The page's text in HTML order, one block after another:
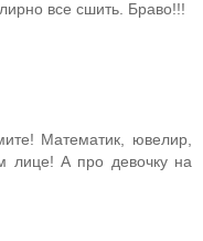
все сшить. Браво!!!
Математик, ювелир,
лице! А про девочку на